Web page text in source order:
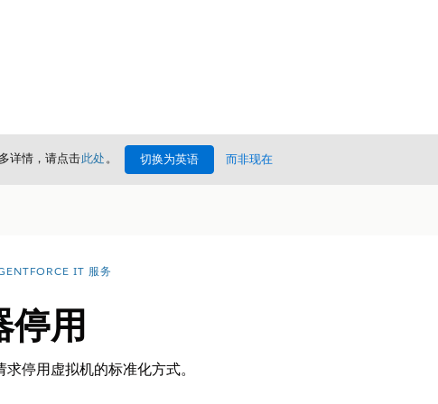
详情，请点击此处。 切换为英语 而非现在
IT 服务
停用
停用虚拟机的标准化方式。